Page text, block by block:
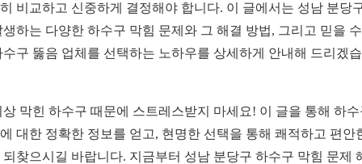
비교하고 신중하게 결정해야 합니다. 이 글에서는 성남 분당
생하는 다양한 하수구 막힘 문제와 그 해결 방법, 그리고 믿을
수구 뚫음 업체를 선택하는 노하우를 상세하게 안내해 드리겠
상 막힌 하수구 때문에 스트레스받지 마세요! 이 글을 통해 하수
대한 정확한 정보를 얻고, 현명한 선택을 통해 쾌적하고 편안
되찾으시길 바랍니다. 지금부터 성남 분당구 하수구 막힘 문제